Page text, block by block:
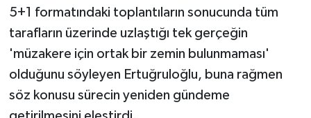
5+1 formatındaki toplantıların sonucunda tüm
tarafların üzerinde uzlaştığı tek gerçeğin
'müzakere için ortak bir zemin bulunmaması'
olduğunu söyleyen Ertuğruloğlu, buna rağmen
söz konusu sürecin yeniden gündeme